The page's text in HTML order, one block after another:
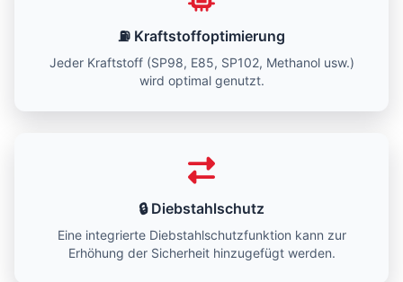
⛽ Kraftstoffoptimierung
Jeder Kraftstoff (SP98, E85, SP102, Methanol usw.)
wird optimal genutzt.
🔒 Diebstahlschutz
Eine integrierte Diebstahlschutzfunktion kann zur
Erhöhung der Sicherheit hinzugefügt werden.